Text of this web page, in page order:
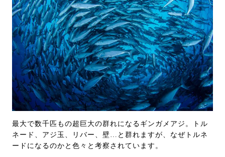
最大で数千匹もの超巨大の群れになるギンガメアジ。トル
ネード、アジ玉、リバー、壁…と群れますが、なぜトルネ
ードになるのかと色々と考察されています。